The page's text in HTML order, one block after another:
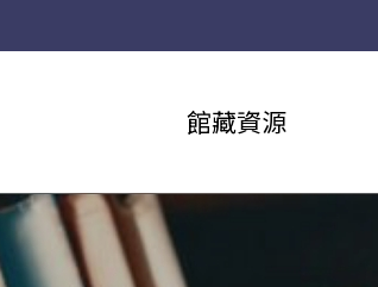
館藏資源